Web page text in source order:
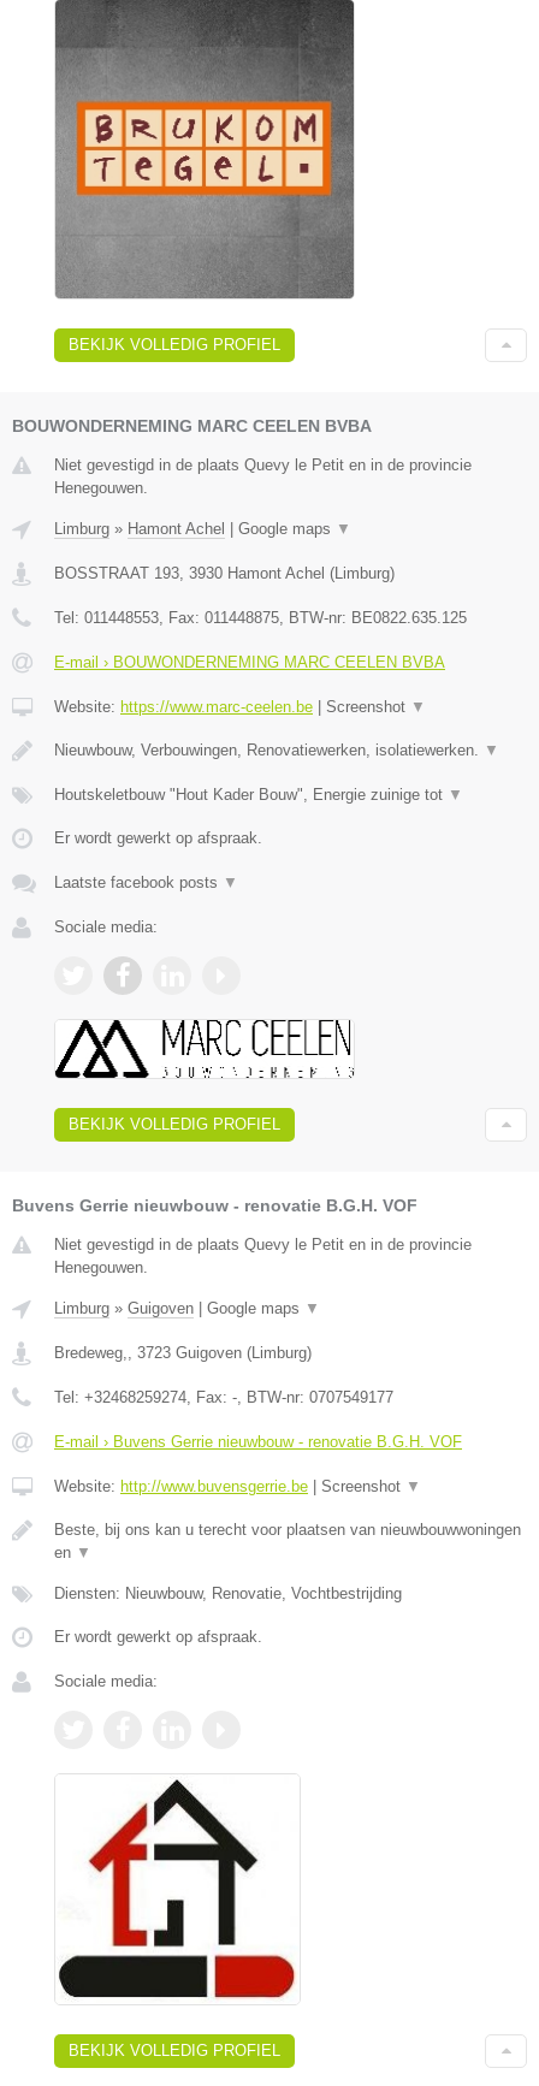
BEKIJK VOLLEDIG PROFIEL
BOUWONDERNEMING MARC CEELEN BVBA
Niet gevestigd in de plaats Quevy le Petit en in de provincie
Henegouwen.
Limburg » Hamont Achel Google maps ▼
BOSSTRAAT 193 3930 Hamont Achel ( Limburg)
Tel: 011448553 , Fax: 011448875 , BTW-nr: BE0822.635.125
E-mail › BOUWONDERNEMING MARC CEELEN BVBA
Website: https://www.marc-ceelen.be Screenshot ▼
Nieuwbouw, Verbouwingen, Renovatiewerken, isolatiewerken. ▼
Houtskeletbouw "Hout Kader Bouw", Energie zuinige tot ▼
Er wordt gewerkt op afspraak.
Laatste facebook posts ▼
Sociale media:
BEKIJK VOLLEDIG PROFIEL
Buvens Gerrie nieuwbouw - renovatie B.G.H. VOF
Niet gevestigd in de plaats Quevy le Petit en in de provincie
Henegouwen.
Limburg » Guigoven | Google maps ▼
Bredeweg, 3723 Guigoven (Limburg)
Tel: +32468259274 , Fax: - , BTW-nr: 0707549177
E-mail › Buvens Gerrie nieuwbouw - renovatie B.G.H. VOF
Website: http://www.buvensgerrie.be | Screenshot ▼
Beste, bij ons kan u terecht voor plaatsen van nieuwbouwwoningen
en ▼
Diensten: Nieuwbouw, Renovatie, Vochtbestrijding
Er wordt gewerkt op afspraak.
Sociale media:
BEKIJK VOLLEDIG PROFIEL